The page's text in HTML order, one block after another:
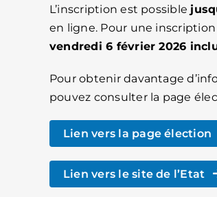
L’inscription est possible
en ligne. Pour une
vendredi 6 février 2026
Pour obtenir davantage
pouvez consulter la page
Lien vers la page élection
Lien vers le site de l’Etat